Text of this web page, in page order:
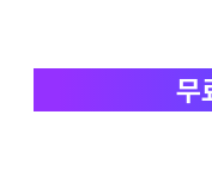
무